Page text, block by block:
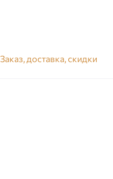
Заказ, доставка, скидки